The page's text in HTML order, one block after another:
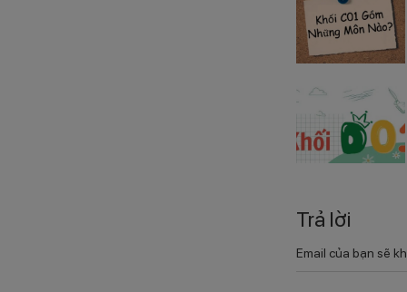
Trả lời
Email của bạn sẽ